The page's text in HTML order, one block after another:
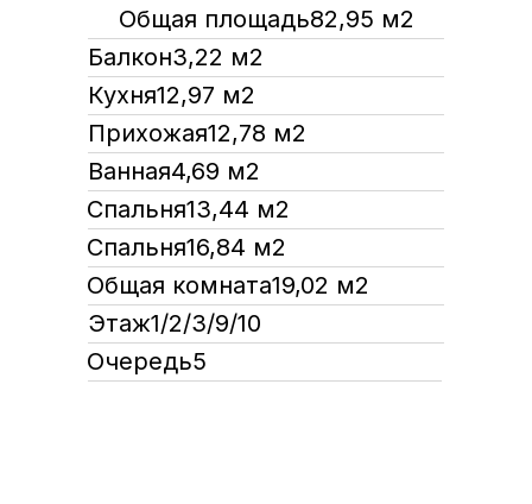
Общая площадь82,95 м2
Балкон3,22 м2
Кухня12,97 м2
Прихожая12,78 м2
Ванная4,69 м2
Спальня13,44 м2
Спальня16,84 м2
Общая комната19,02 м2
Этаж1/2/3/9/10
Очередь5